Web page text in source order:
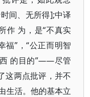
间、无所得];中译
作 为，是“不真实
福”，“公正而明智
的目的”——尽管
这两点批评，并不
生活。他的基本立